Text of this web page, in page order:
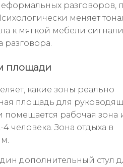
разговоров,
меняет
к мягкой мебели
площади
какие зоны реально
площадь для
помещается рабочая зона
человека. Зона отдыха в
дополнительный стул